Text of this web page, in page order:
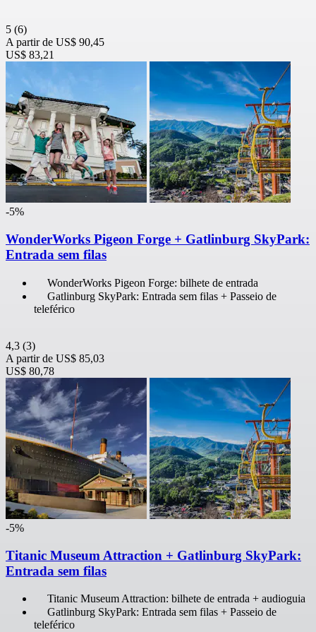
5 (6)
A partir de US$ 90,45
US$ 83,21
-5%
WonderWorks Pigeon Forge + Gatlinburg SkyPark:
Entrada sem filas
WonderWorks Pigeon Forge: bilhete de entrada
Gatlinburg SkyPark: Entrada sem filas + Passeio de
teleférico
4,3 (3)
A partir de US$ 85,03
US$ 80,78
-5%
Titanic Museum Attraction + Gatlinburg SkyPark:
Entrada sem filas
Titanic Museum Attraction: bilhete de entrada + audioguia
Gatlinburg SkyPark: Entrada sem filas + Passeio de
teleférico